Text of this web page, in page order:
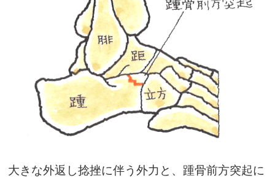
大きな外返し捻挫に伴う外力と、踵骨前方突起に